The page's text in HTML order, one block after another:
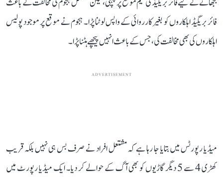
فائر بریگیڈ اہلکاروں کو بغیر کارروائی کے واپس لوٹنا پڑا۔ ہجوم نے موقع پر موجود پولیس
اہلکاروں کی بھی مخالفت کی، جس کے باعث انہیں پیچھے ہٹنا پڑا۔
ADVERTISEMENT
میڈیا رپورٹس میں بتایا جا رہا ہے کہ مشتعل افراد نے صرف بس ہی نہیں بلکہ قریب
کھڑی 4 سے 5 دیگر گاڑیوں کو بھی آگ کے حوالے کر دیا۔ ایک میڈیا رپورٹ میں